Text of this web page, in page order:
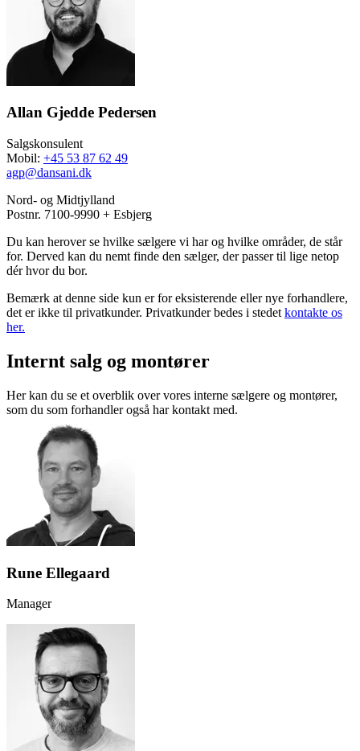
Allan Gjedde Pedersen
Salgskonsulent
Mobil: +45 53 87 62 49
agp@dansani.dk
Nord- og Midtjylland
Postnr. 7100-9990 + Esbjerg
Du kan herover se hvilke sælgere vi har og hvilke områder, de står
for. Derved kan du nemt finde den sælger, der passer til lige netop
dér hvor du bor.
Bemærk at denne side kun er for eksisterende eller nye forhandlere,
det er ikke til privatkunder. Privatkunder bedes i stedet kontakte os
her.
Internt salg og montører
Her kan du se et overblik over vores interne sælgere og montører,
som du som forhandler også har kontakt med.
Rune Ellegaard
Manager